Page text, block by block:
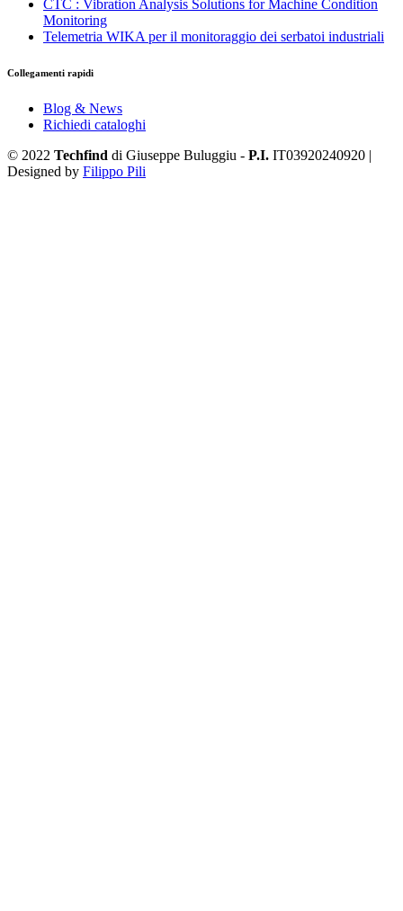
CTC : Vibration Analysis Solutions for Machine Condition
Monitoring
Telemetria WIKA per il monitoraggio dei serbatoi industriali
Collegamenti rapidi
Blog & News
Richiedi cataloghi
© 2022 Techfind di Giuseppe Buluggiu - P.I. IT03920240920 |
Designed by Filippo Pili